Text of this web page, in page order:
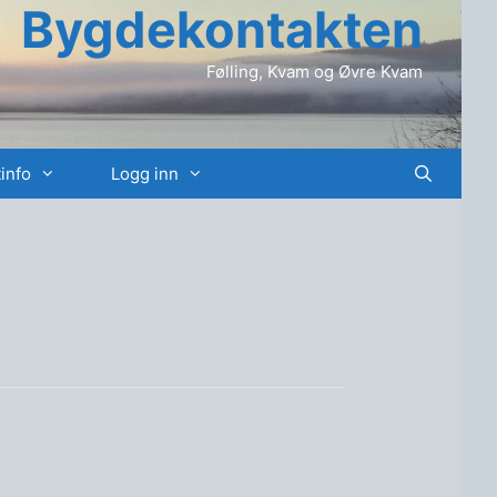
Bygdekontakten
Følling, Kvam og Øvre Kvam
Logg inn